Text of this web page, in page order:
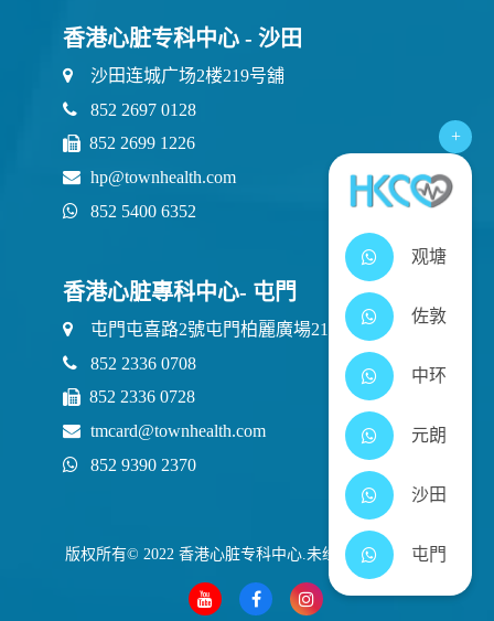
+
观塘
佐敦
中环
元朗
沙田
屯門
香港心脏专科中心 - 沙田
沙田连城广场2楼219号舖
852 2697 0128
852 2699 1226
hp@townhealth.com
852 5400 6352
香港心脏專科中心- 屯門
屯門屯喜路2號屯門柏麗廣場21樓2111室
852 2336 0708
852 2336 0728
tmcard@townhealth.com
852 9390 2370
版权所有© 2022 香港心脏专科中心.未经许可不得转载